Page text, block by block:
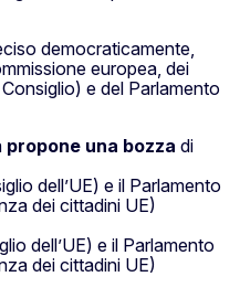
democraticamente,
europea, dei
e del Parlamento
propone una bozza di
dell’UE) e il Parlamento
dei cittadini UE)
dell’UE) e il Parlamento
dei cittadini UE)